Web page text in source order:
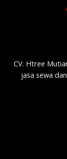
CV. Htree
jasa sewa